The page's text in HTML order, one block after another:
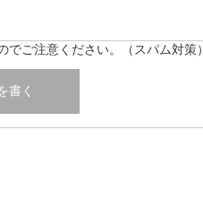
ご注意ください。（スパム対策）